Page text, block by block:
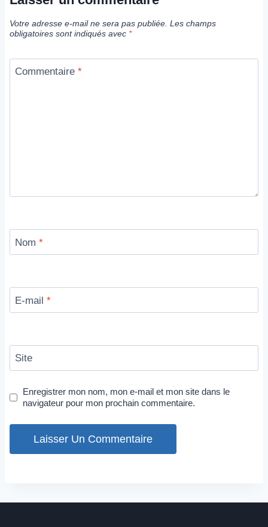
Votre adresse e-mail ne sera pas publiée. Les champs
obligatoires sont indiqués avec *
Commentaire *
Nom *
E-mail *
Site
Enregistrer mon nom, mon e-mail et mon site dans le
navigateur pour mon prochain commentaire.